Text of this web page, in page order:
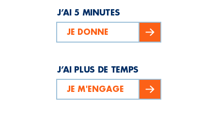
J’AI 5 MINUTES
JE DONNE
J’AI PLUS DE TEMPS
JE M'ENGAGE